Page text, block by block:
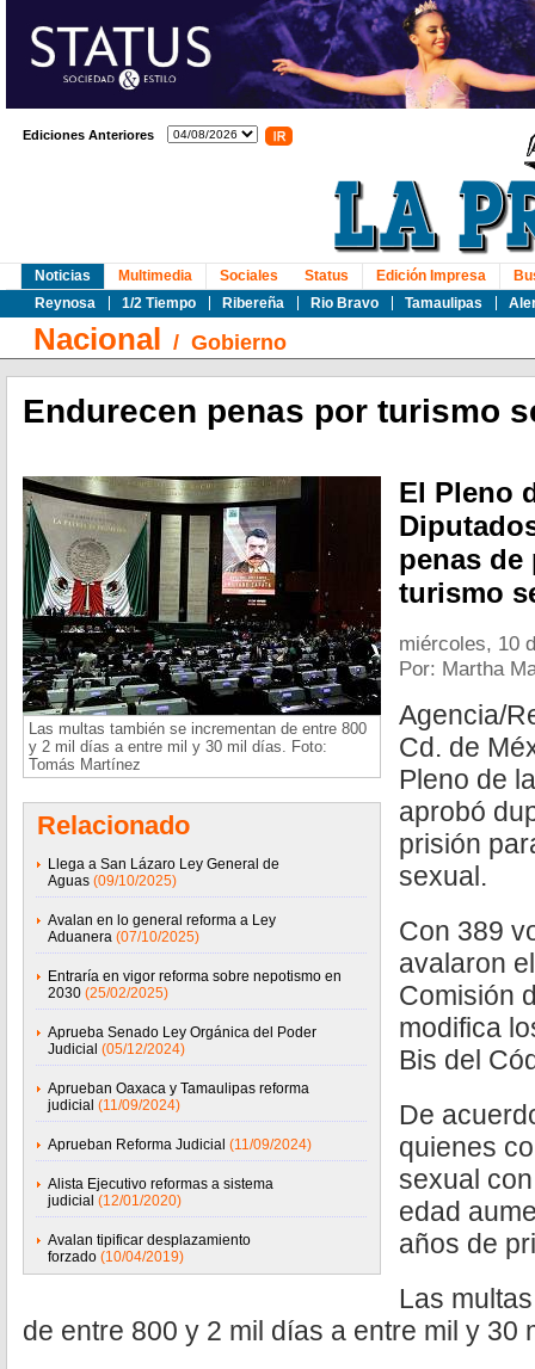
Ediciones Anteriores
Noticias
Reynosa
1/2 Tiempo Ribereña Rio Bravo Tamaulipas
Multimedia Sociales Status Edición Impresa
Nacional / Gobierno
Endurecen penas por turismo
Las multas también se incrementan de entre 800
y 2 mil días a entre mil y 30 mil días. Foto:
Tomás Martínez
Relacionado
Llega a San Lázaro Ley General de
Aguas (09/10/2025)
Avalan en lo general reforma a Ley
Aduanera (07/10/2025)
Entraría en vigor reforma sobre nepotismo en
2030 (25/02/2025)
Aprueba Senado Ley Orgánica del Poder
Judicial (05/12/2024)
Aprueban Oaxaca y Tamaulipas reforma
judicial (11/09/2024)
Aprueban Reforma Judicial (11/09/2024)
Alista Ejecutivo reformas a sistema
judicial (12/01/2020)
Avalan tipificar desplazamiento
forzado (10/04/2019)
El Pleno
penas
turismo
miércoles, 10
Por: Martha
Agencia/
Cd. de
Pleno de
aprobó
prisión
sexual.
Con 389
avalaron
Comisión
modifica
Bis del
De
quienes
sexual
edad
años de
Las
de entre 800 y 2 mil días a entre mil y 30